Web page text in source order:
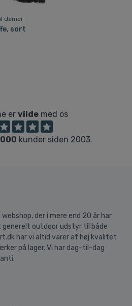
damer
sort
er vildemed os
kunder siden 2003.
der i mere end 20 år har
outdoor udstyr til både
har vi altid varer af høj kvalitet
på lager. Vi har dag-til-dag